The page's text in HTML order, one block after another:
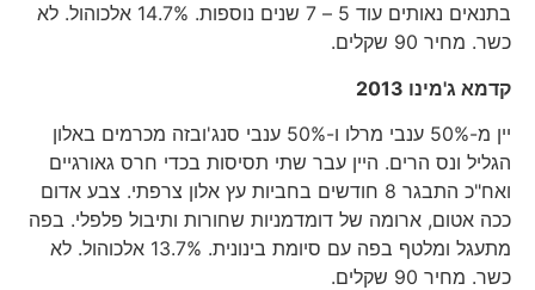
בתנאים נאותים עוד 5 – 7 שנים נוספות. 14.7% אלכוהול. לא
כשר. מחיר 90 שקלים.
קדמא ג'מינו 2013
יין מ-50% ענבי מרלו ו-50% ענבי סנג'ובזה מכרמים באלון
הגליל ונס הרים. היין עבר שתי תסיסות בכדי חרס גאורגיים
ואח"כ התבגר 8 חודשים בחביות עץ אלון צרפתי. צבע אדום
ככה אטום, ארומה של דומדמניות שחורות ותיבול פלפלי. בפה
מתעגל ומלטף בפה עם סיומת בינונית. 13.7% אלכוהול. לא
כשר. מחיר 90 שקלים.